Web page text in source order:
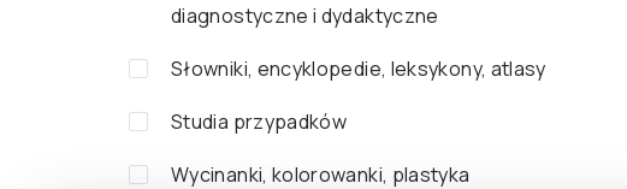
diagnostyczne i dydaktyczne
Słowniki, encyklopedie, leksykony, atlasy
Studia przypadków
Wycinanki, kolorowanki, plastyka